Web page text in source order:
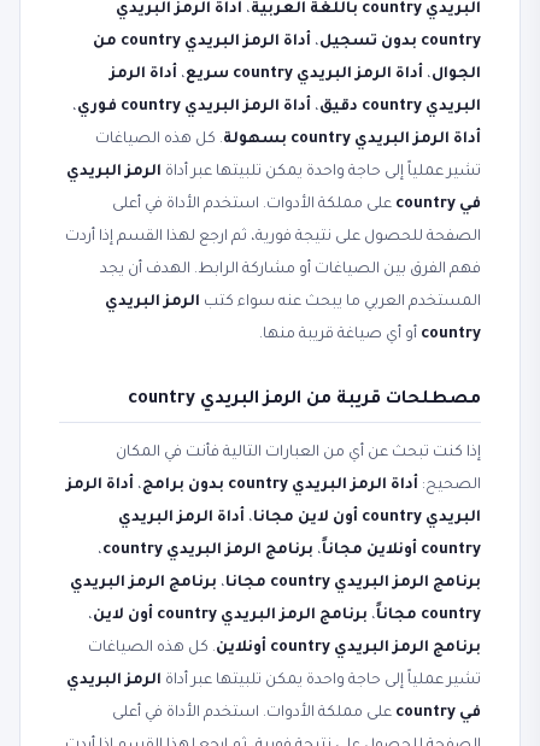
البريدي country باللغة العربية
، أداة الرمز البريدي
country بدون تسجيل
،
أداة الرمز البريدي country من
الجوال، أداة الرمز البريدي country سريع ، أداة الرمز
البريدي country دقيق
، أداة الرمز البريدي country فوري
،
أداة الرمز البريدي country بسهولة
. كل هذه الصياغات
تشير عملياً إلى حاجة واحدة يمكن تلبيتها عبر أداة الرمز البريدي
في country
على مملكة الأدوات. استخدم الأداة في أعلى
الصفحة للحصول على نتيجة فورية، ثم ارجع لهذا القسم إذا أردت
فهم الفرق بين الصياغات أو مشاركة الرابط. الهدف أن يجد
المستخدم العربي ما يبحث عنه سواء كتب الرمز البريدي
country أو أي صياغة قريبة منها.
مصطلحات قريبة من الرمز البريدي country
إذا كنت تبحث عن أي من العبارات التالية فأنت في المكان
الصحيح: أداة الرمز البريدي country بدون برامج ، أداة الرمز
البريدي country أون لاين مجانا
، أداة الرمز البريدي
country أونلاين مجاناً
، برنامج الرمز البريدي country
،
برنامج الرمز البريدي country مجانا
، برنامج الرمز البريدي
country مجاناً
، برنامج الرمز البريدي country أون لاين
،
برنامج الرمز البريدي country أونلاين
. كل هذه الصياغات
تشير عملياً إلى حاجة واحدة يمكن تلبيتها عبر أداة الرمز البريدي
في country
على مملكة الأدوات. استخدم الأداة في أعلى